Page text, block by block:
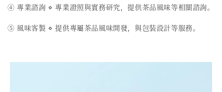
④ 專業諮詢 ⋄ 專業證照與實務研究，提供茶品風味等相關諮詢。
⑤ 風味客製 ⋄ 提供專屬茶品風味開發，與包裝設計等服務。